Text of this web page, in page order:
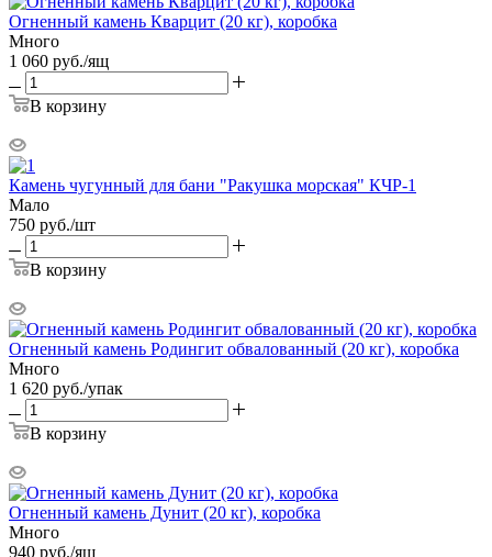
Огненный камень Кварцит (20 кг), коробка
Много
1 060 руб./ящ
В корзину
Камень чугунный для бани "Ракушка морская" КЧР-1
Мало
750 руб./шт
В корзину
Огненный камень Родингит обвалованный (20 кг), коробка
Много
1 620 руб./упак
В корзину
Огненный камень Дунит (20 кг), коробка
Много
940 руб./ящ